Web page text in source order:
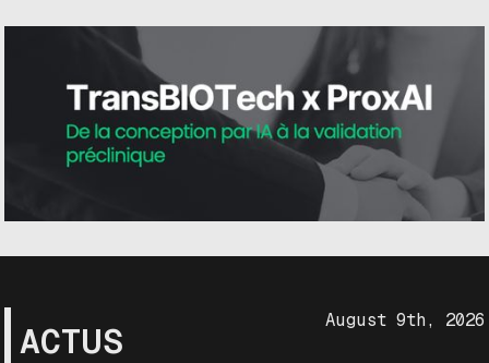
ACTUS
August 9th, 2026